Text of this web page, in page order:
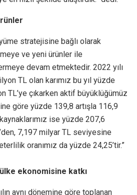
stratejisine bağlı olarak
ve yeni ürünler ile
devam etmektedir. 2022 yılı
TL olan karımız bu yıl yüzde
TL’ye çıkarken aktif büyüklüğümüz
göre yüzde 139,8 artışla 116,9
ise yüzde 207,6
7,197 milyar TL seviyesine
oranımız da yüzde 24,25’tir.”
ekonomisine katkı
aynı dönemine göre toplanan